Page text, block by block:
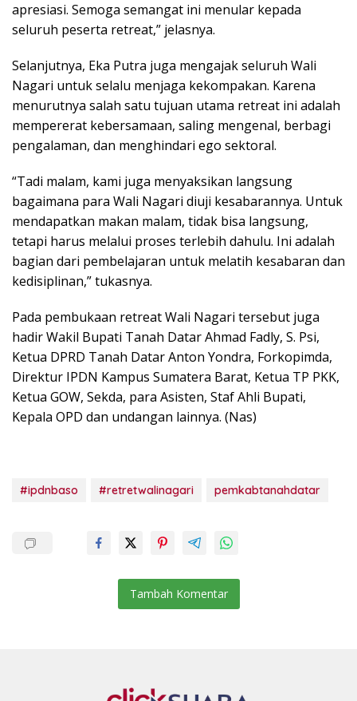
apresiasi. Semoga semangat ini menular kepada
seluruh peserta retreat,” jelasnya.
Selanjutnya, Eka Putra juga mengajak seluruh Wali
Nagari untuk selalu menjaga kekompakan. Karena
menurutnya salah satu tujuan utama retreat ini adalah
mempererat kebersamaan, saling mengenal, berbagi
pengalaman, dan menghindari ego sektoral.
“Tadi malam, kami juga menyaksikan langsung
bagaimana para Wali Nagari diuji kesabarannya. Untuk
mendapatkan makan malam, tidak bisa langsung,
tetapi harus melalui proses terlebih dahulu. Ini adalah
bagian dari pembelajaran untuk melatih kesabaran dan
kedisiplinan,” tukasnya.
Pada pembukaan retreat Wali Nagari tersebut juga
hadir Wakil Bupati Tanah Datar Ahmad Fadly, S. Psi,
Ketua DPRD Tanah Datar Anton Yondra, Forkopimda,
Direktur IPDN Kampus Sumatera Barat, Ketua TP PKK,
Ketua GOW, Sekda, para Asisten, Staf Ahli Bupati,
Kepala OPD dan undangan lainnya. (Nas)
#ipdnbaso #retretwalinagari pemkabtanahdatar
Tambah Komentar